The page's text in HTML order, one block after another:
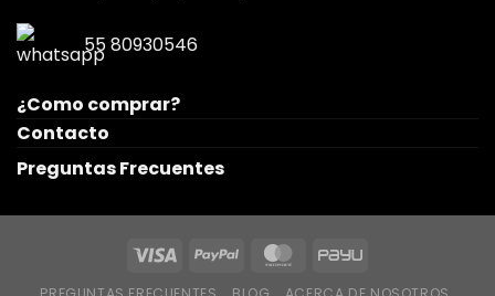
55 80930546
¿Como comprar?
Contacto
Preguntas Frecuentes